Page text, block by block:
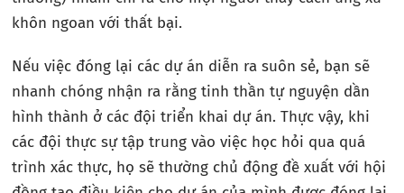
khôn ngoan với thất bại.
Nếu việc đóng lại các dự án diễn ra suôn sẻ, bạn sẽ
nhanh chóng nhận ra rằng tinh thần tự nguyện dần
hình thành ở các đội triển khai dự án. Thực vậy, khi
các đội thực sự tập trung vào việc học hỏi qua quá
trình xác thực, họ sẽ thường chủ động đề xuất với hội